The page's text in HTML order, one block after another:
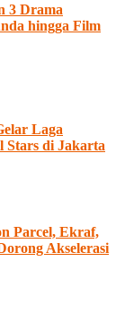
3 Drama
hingga Film
Laga
Stars di Jakarta
Parcel, Ekraf,
Akselerasi